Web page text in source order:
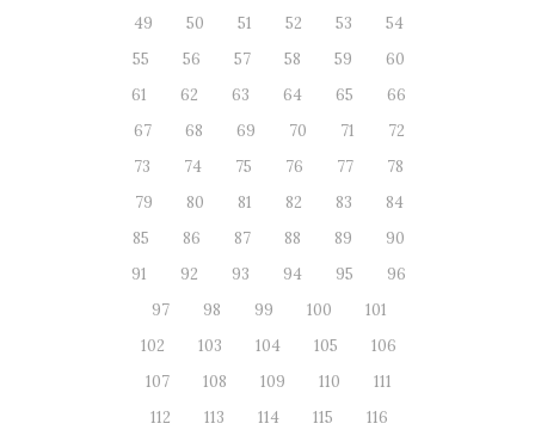
49
50 51 52 53
54
55
56 57 58 59
60
61
62 63 64 65
66
67
68 69 70 71
72
73
74 75 76 77
78
79
80 81 82 83
84
85
86 87 88 89
90
91
92 93 94 95
96
97
98 99 100
101
102
103 104 105
106
107
108 109 110
111
112
113 114 115
116